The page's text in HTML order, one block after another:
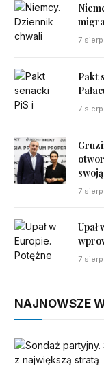
7
Pakt
7
7
7
NAJNOWSZE